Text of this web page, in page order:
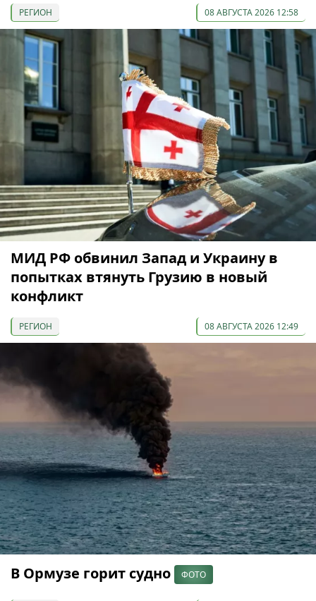
РЕГИОН 08 АВГУСТА 2026 12:58
МИД РФ обвинил Запад и Украину в
попытках втянуть Грузию в новый
конфликт
РЕГИОН 08 АВГУСТА 2026 12:49
В Ормузе горит судно ФОТО